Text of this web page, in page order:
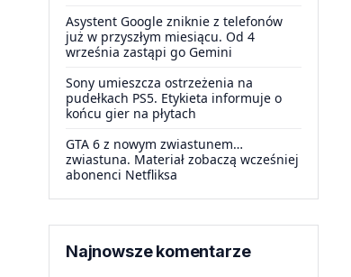
Asystent Google zniknie z telefonów
już w przyszłym miesiącu. Od 4
września zastąpi go Gemini
Sony umieszcza ostrzeżenia na
pudełkach PS5. Etykieta informuje o
końcu gier na płytach
GTA 6 z nowym zwiastunem…
zwiastuna. Materiał zobaczą wcześniej
abonenci Netfliksa
Najnowsze komentarze